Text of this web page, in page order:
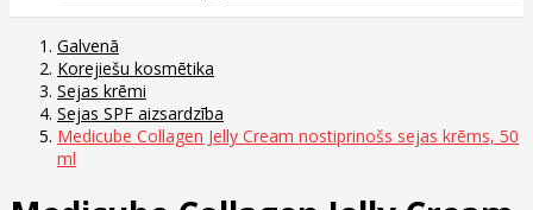
Galvenā
Korejiešu kosmētika
Sejas krēmi
Sejas SPF aizsardzība
Medicube Collagen Jelly Cream nostiprinošs sejas krēms, 50
ml